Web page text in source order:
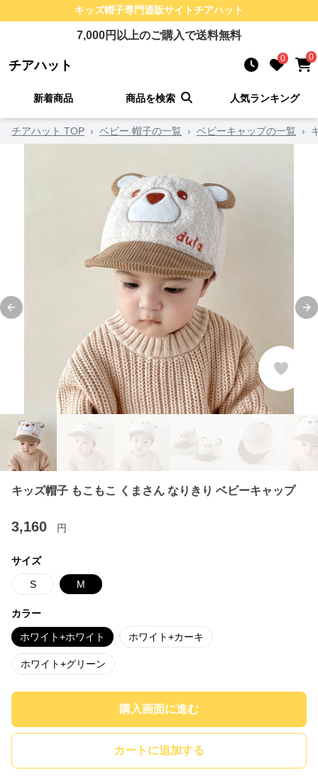
キッズ帽子専門通販サイトチアハット
7,000円以上のご購入で送料無料
チアハット 0 0
新着商品 商品を検索 人気ランキング
チアハット TOP › ベビー 帽子の一覧 › ベビーキャップの一覧 ›
Previous slide
キッズ帽子 もこもこ くまさん なりきり ベビーキャップ
3,160 円
サイズ
S M
カラー
ホワイト+ホワイト ホワイト+カーキ
ホワイト+グリーン
購入画面に進む
カートに追加する